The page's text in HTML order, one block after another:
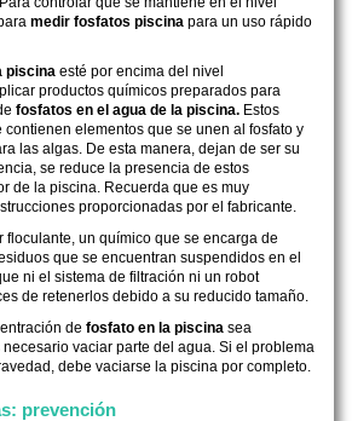
medir fosfatos piscina para un uso rápido
piscina esté por encima del nivel
productos químicos preparados para
fosfatos en el agua de la piscina. Estos
elementos que se unen al fosfato y
las algas. De esta manera, dejan de ser su
se reduce la presencia de estos
de la piscina. Recuerda que es muy
proporcionadas por el fabricante.
floculante, un químico que se encarga de
que se encuentran suspendidos en el
ni el sistema de filtración ni un robot
de retenerlos debido a su reducido tamaño.
de fosfato en la piscina sea
vaciar parte del agua. Si el problema
debe vaciarse la piscina por completo.
prevención